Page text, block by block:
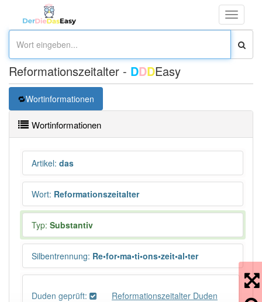
Toggle
Reformationszeitalter - DDDEasy
Wortinformationen
Wortinformationen
Artikel: das
Wort: Reformationszeitalter
Typ: Substantiv
Silbentrennung: Re•for•ma•ti•ons•zeit•al•ter
Duden geprüft: Reformationszeitalter Duden